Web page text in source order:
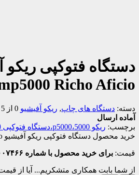
دستگاه فتوکپی ریکو
Richo Aficio
دسته: دستگاه های چاپ, ریکو آفیشیو 0 از 5
آماده ارسال
برچسب: ریکو 5000،p5000،دستگاه فتوکپی 5000 mp
خرید محصول دستگاه فتوکپی ریکو آفیشیو mp5000 Richo Aficio
قیمت: برای خرید محصول با شماره ۰۹۱۳۱۰۰۷۴۶۶ تماس بگیرید
از شما بابت همکاری متشکریم... آیا از